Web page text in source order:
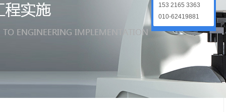
153 2165 3363
010-62419881